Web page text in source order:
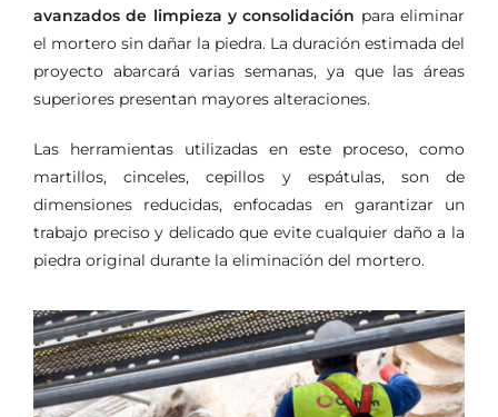
avanzados de limpieza y consolidación para eliminar
el mortero sin dañar la piedra. La duración estimada del
proyecto abarcará varias semanas, ya que las áreas
superiores presentan mayores alteraciones.
Las herramientas utilizadas en este proceso, como
martillos, cinceles, cepillos y espátulas, son de
dimensiones reducidas, enfocadas en garantizar un
trabajo preciso y delicado que evite cualquier daño a la
piedra original durante la eliminación del mortero.